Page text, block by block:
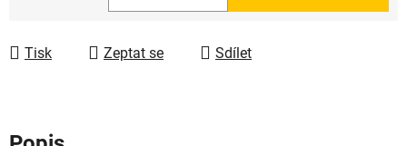
Tisk Zeptat se Sdílet